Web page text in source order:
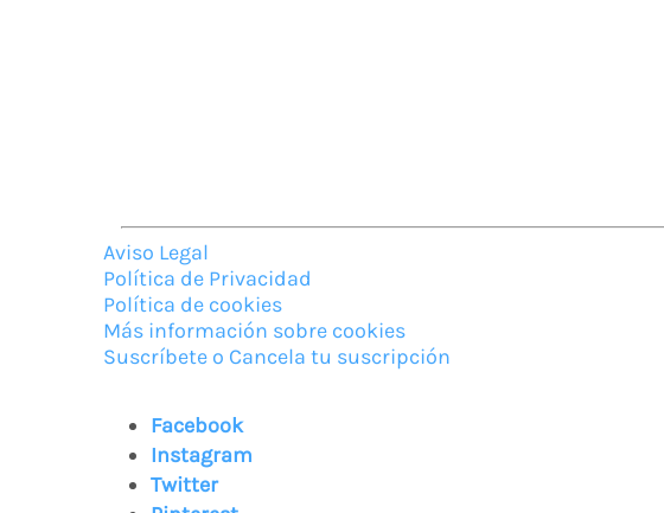
Aviso Legal
Política de Privacidad
Política de cookies
Más información sobre cookies
Suscríbete o Cancela tu suscripción
Facebook
Instagram
Twitter